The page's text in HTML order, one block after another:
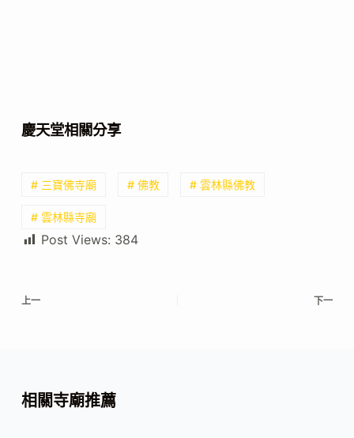
慶天堂相關分享
# 三寶佛寺廟 # 佛教 # 雲林縣佛教
# 雲林縣寺廟
Post Views: 384
上一 下一
相關寺廟推薦